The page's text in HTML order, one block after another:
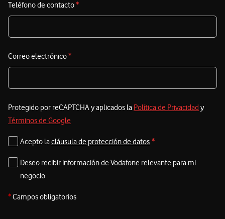
Teléfono de contacto*
Correo electrónico*
Protegido por reCAPTCHA y aplicados la Política de Privacidad y
Términos de Google
Acepto lacláusula de protección de datos *
Deseo recibir información de Vodafone relevante para mi
negocio
*Campos obligatorios